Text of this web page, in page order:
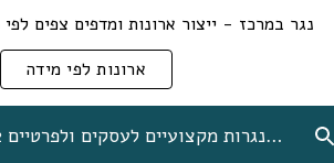
נגר במרכז - ייצור ארונות ומדפים צפים לפי מידה 054-
ארונות לפי מידה
אורן לב נגר + תיקוני נגרות מקצועיים לעסקים ולפרטיים 054-2355442